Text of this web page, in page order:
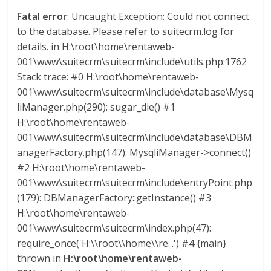
s
y
M
a
q
u
n
Fatal error: Uncaught Exception: Could not connect
to the database. Please refer to suitecrm.log for
details. in H:\root\home\rentaweb-
001\www\suitecrm\suitecrm\include\utils.php:1762
Stack trace: #0 H:\root\home\rentaweb-
001\www\suitecrm\suitecrm\include\database\Mysq
liManager.php(290): sugar_die() #1
H:\root\home\rentaweb-
001\www\suitecrm\suitecrm\include\database\DBM
anagerFactory.php(147): MysqliManager->connect()
#2 H:\root\home\rentaweb-
001\www\suitecrm\suitecrm\include\entryPoint.php
(179): DBManagerFactory::getInstance() #3
H:\root\home\rentaweb-
001\www\suitecrm\suitecrm\index.php(47):
require_once('H:\\root\\home\\re...') #4 {main}
thrown in H:\root\home\rentaweb-